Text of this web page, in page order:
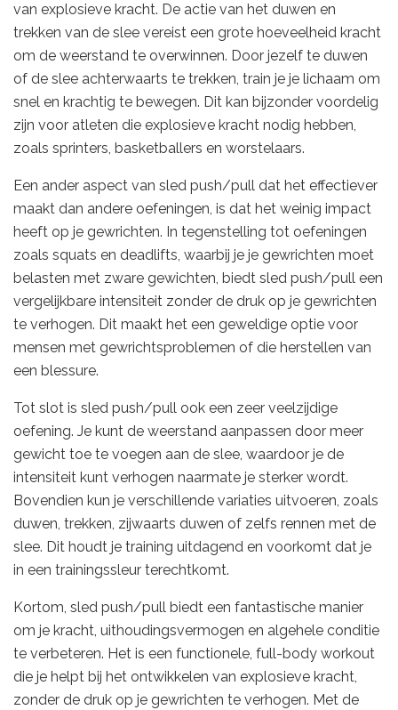
van explosieve kracht. De actie van het duwen en
trekken van de slee vereist een grote hoeveelheid kracht
om de weerstand te overwinnen. Door jezelf te duwen
of de slee achterwaarts te trekken, train je je lichaam om
snel en krachtig te bewegen. Dit kan bijzonder voordelig
zijn voor atleten die explosieve kracht nodig hebben,
zoals sprinters, basketballers en worstelaars.
Een ander aspect van sled push/pull dat het effectiever
maakt dan andere oefeningen, is dat het weinig impact
heeft op je gewrichten. In tegenstelling tot oefeningen
zoals squats en deadlifts, waarbij je je gewrichten moet
belasten met zware gewichten, biedt sled push/pull een
vergelijkbare intensiteit zonder de druk op je gewrichten
te verhogen. Dit maakt het een geweldige optie voor
mensen met gewrichtsproblemen of die herstellen van
een blessure.
Tot slot is sled push/pull ook een zeer veelzijdige
oefening. Je kunt de weerstand aanpassen door meer
gewicht toe te voegen aan de slee, waardoor je de
intensiteit kunt verhogen naarmate je sterker wordt.
Bovendien kun je verschillende variaties uitvoeren, zoals
duwen, trekken, zijwaarts duwen of zelfs rennen met de
slee. Dit houdt je training uitdagend en voorkomt dat je
in een trainingssleur terechtkomt.
Kortom, sled push/pull biedt een fantastische manier
om je kracht, uithoudingsvermogen en algehele conditie
te verbeteren. Het is een functionele, full-body workout
die je helpt bij het ontwikkelen van explosieve kracht,
zonder de druk op je gewrichten te verhogen. Met de